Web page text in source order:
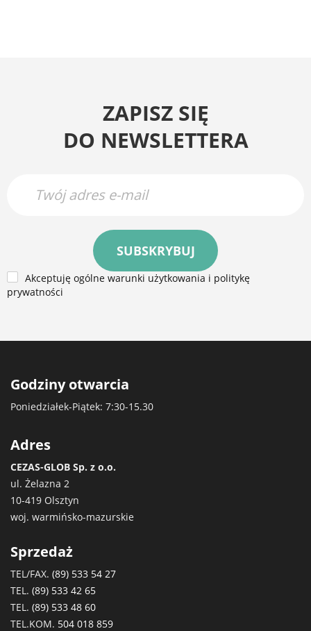
ZAPISZ SIĘ
DO NEWSLETTERA
SUBSKRYBUJ
Akceptuję ogólne warunki użytkowania i politykę
prywatności
Godziny otwarcia
Poniedziałek-Piątek: 7:30-15.30
Adres
CEZAS-GLOB Sp. z o.o.
ul. Żelazna 2
10-419 Olsztyn
woj. warmińsko-mazurskie
Sprzedaż
TEL/FAX. (89) 533 54 27
TEL. (89) 533 42 65
TEL. (89) 533 48 60
TEL.KOM. 504 018 859